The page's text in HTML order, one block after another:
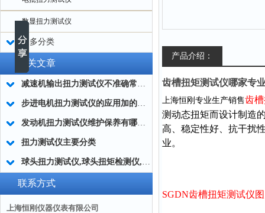
数显扭力测试仪
更多分类
相关文章
减速机输出扭力测试仪不准确常用的处理方法
步进电机扭力测试仪的应用加的广泛
发动机扭力测试仪维护保养有哪些分类?
扭力测试仪主要分类
球头扭力测试仪,球头扭矩检测仪,汽车球头旋转扭矩测定仪
联系方式
上海恒刚仪器仪表有限公司
产品介绍：
齿槽扭矩测试仪哪家专
上海恒刚专业生产销售齿
测动态扭矩而设计制造
高、稳定性好、抗干扰
业。
SGDN齿槽扭矩测试仪